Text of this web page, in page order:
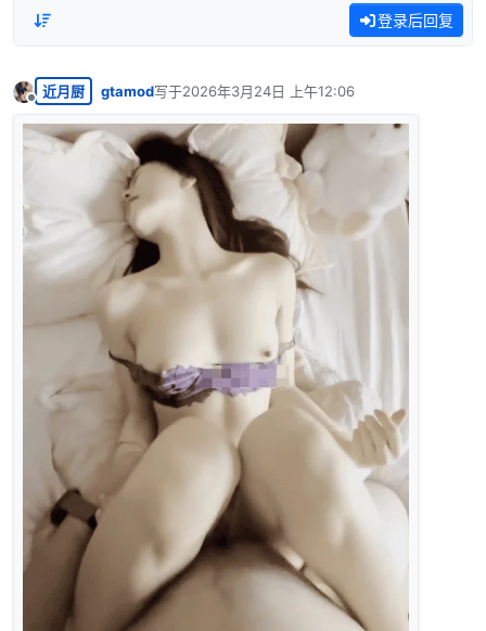
登录后回复
离线
近月厨 gtamod写于2026年3月24日 上午12:06
最后由 编辑